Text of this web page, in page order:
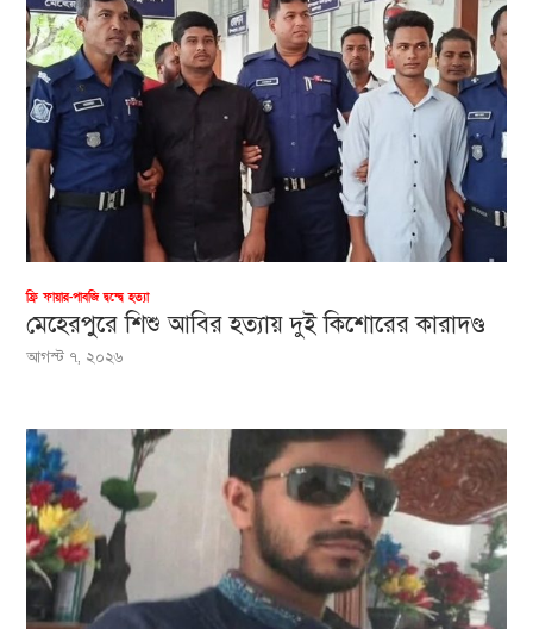
ফ্রি ফায়ার-পাবজি দ্বন্দ্বে হত্যা
মেহেরপুরে শিশু আবির হত্যায় দুই কিশোরের কারাদণ্ড
আগস্ট ৭, ২০২৬